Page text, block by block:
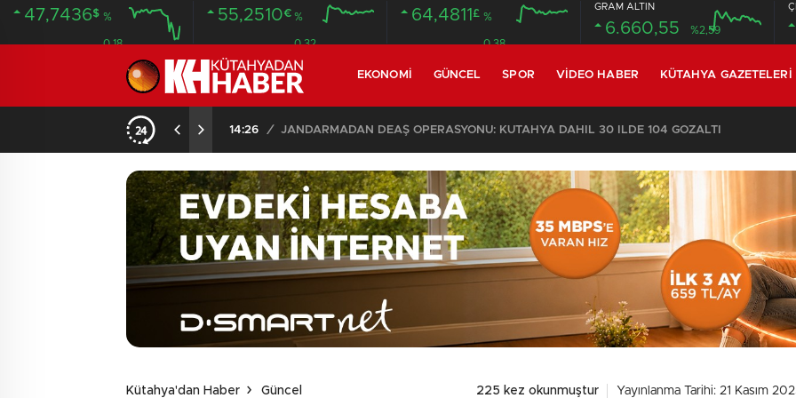
47,7436$ %
0.18
55,2510€ %
0.32
64,4811 £ %
0.38
GRAM ALTIN
6.660,55 %2,59
EKONOMI GÜNCEL SPOR VIDEO HABER KÜTAHYA GAZETELERI
14:26 / JANDARMADAN DEAŞ OPERASYONU: KÜTAHYA DAHİL 30 İLDE 104 GÖZALTI
Kütahya'dan Haber Güncel 225 kez okunmuştur Yayınlanma Tarihi: 21 Kasım